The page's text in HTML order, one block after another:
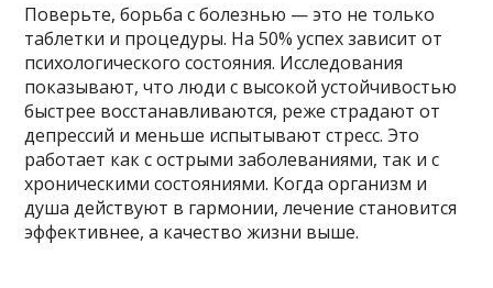
Поверьте, борьба с болезнью — это не только
таблетки и процедуры. На 50% успех зависит от
психологического состояния. Исследования
показывают, что люди с высокой устойчивостью
быстрее восстанавливаются, реже страдают от
депрессий и меньше испытывают стресс. Это
работает как с острыми заболеваниями, так и с
хроническими состояниями. Когда организм и
душа действуют в гармонии, лечение становится
эффективнее, а качество жизни выше.